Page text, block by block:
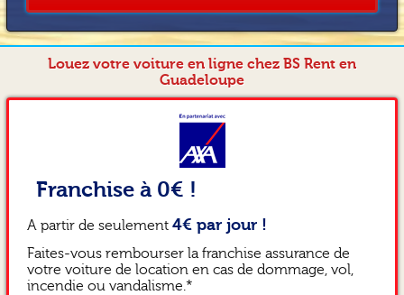
Louez votre voiture en ligne chez BS Rent en
Guadeloupe
Franchise à 0€ !
A partir de seulement 4€ par jour !
Faites-vous rembourser la franchise assurance de
votre voiture de location en cas de dommage, vol,
incendie ou vandalisme.*